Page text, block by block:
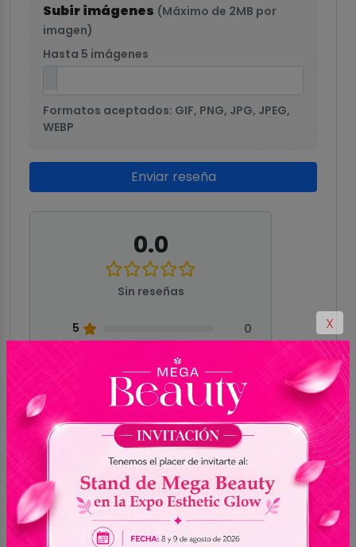
Subir imágenes (Máximo de 2MB por
imagen)
Hasta 5 imágenes
Formatos aceptados: GIF, PNG, JPG, JPEG,
WEBP
Enviar reseña
0.0
Sin reseñas
5
0
0
X